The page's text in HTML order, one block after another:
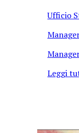
Ufficio
Leggi